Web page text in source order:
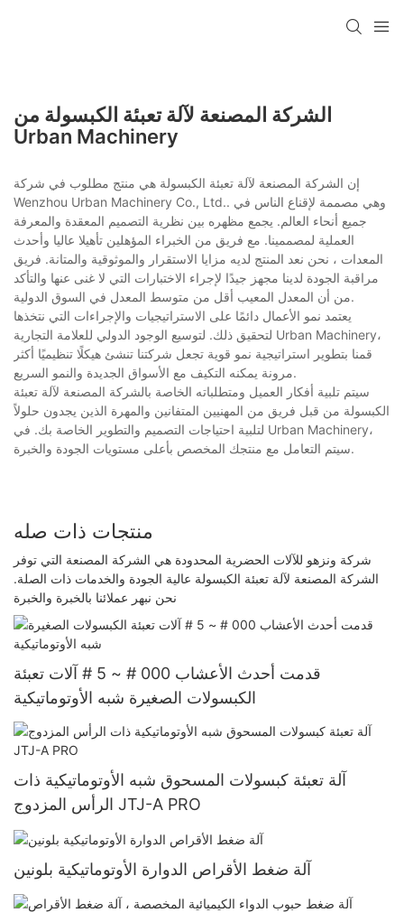
الشركة المصنعة لآلة تعبئة الكبسولة من
Urban Machinery
إن الشركة المصنعة لآلة تعبئة الكبسولة هي منتج مطلوب في شركة
Wenzhou Urban Machinery Co., Ltd.. وهي مصممة لإقناع الناس في
جميع أنحاء العالم. يجمع مظهره بين نظرية التصميم المعقدة والمعرفة
العملية لمصممينا. مع فريق من الخبراء المؤهلين تأهيلا عاليا وأحدث
المعدات ، نحن نعد المنتج لديه مزايا الاستقرار والموثوقية والمتانة. فريق
مراقبة الجودة لدينا مجهز جيدًا لإجراء الاختبارات التي لا غنى عنها والتأكد
من أن المعدل المعيب أقل من متوسط ​​المعدل في السوق الدولية.
يعتمد نمو الأعمال دائمًا على الاستراتيجيات والإجراءات التي نتخذها
لتحقيق ذلك. لتوسيع الوجود الدولي للعلامة التجارية Urban Machinery،
قمنا بتطوير استراتيجية نمو قوية تجعل شركتنا تنشئ هيكلًا تنظيميًا أكثر
مرونة يمكنه التكيف مع الأسواق الجديدة والنمو السريع.
سيتم تلبية أفكار العميل ومتطلباته الخاصة بالشركة المصنعة لآلة تعبئة
الكبسولة من قبل فريق من المهنيين المتفانين والمهرة الذين يجدون حلولاً
لتلبية احتياجات التصميم والتطوير الخاصة بك. في Urban Machinery،
سيتم التعامل مع منتجك المخصص بأعلى مستويات الجودة والخبرة.
منتجات ذات صله
شركة ونزهو للآلات الحضرية المحدودة هي الشركة المصنعة التي توفر
الشركة المصنعة لآلة تعبئة الكبسولة عالية الجودة والخدمات ذات الصلة.
نحن نبهر عملائنا بالخبرة والخبرة
قدمت أحدث الأعشاب 000 # ~ 5 # آلات تعبئة
الكبسولات الصغيرة شبه الأوتوماتيكية
آلة تعبئة كبسولات المسحوق شبه الأوتوماتيكية ذات
الرأس المزدوج JTJ-A PRO
آلة ضغط الأقراص الدوارة الأوتوماتيكية بلونين